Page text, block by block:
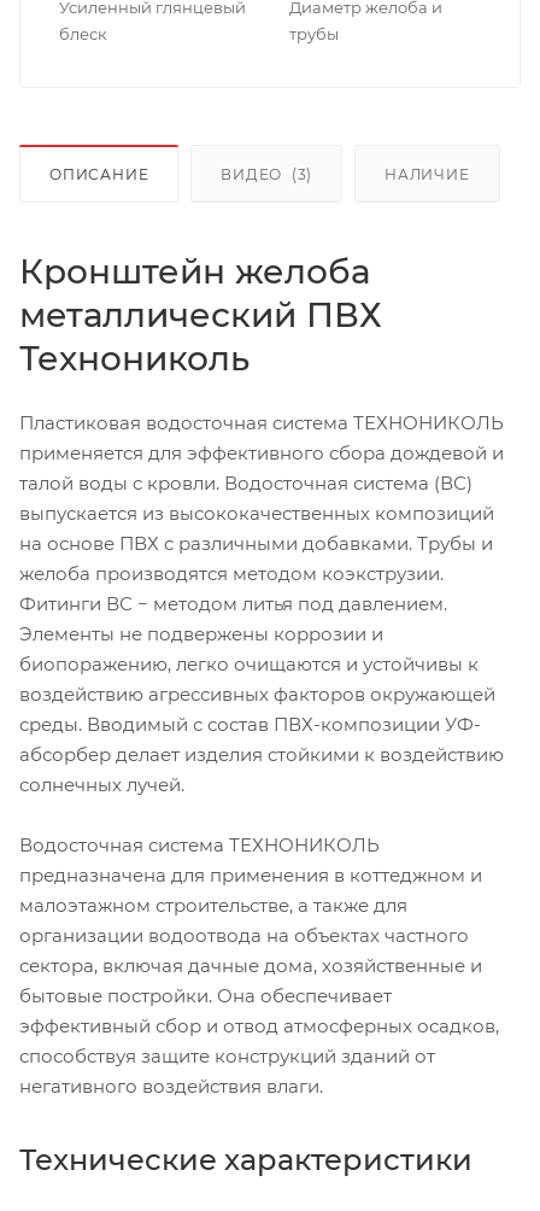
Усиленный глянцевый
блеск
Диаметр желоба и
трубы
ОПИСАНИЕ ВИДЕО (3) НАЛИЧИЕ
Кронштейн желоба
металлический ПВХ
Технониколь
Пластиковая водосточная система ТЕХНОНИКОЛЬ
применяется для эффективного сбора дождевой и
талой воды с кровли. Водосточная система (ВС)
выпускается из высококачественных композиций
на основе ПВХ с различными добавками. Трубы и
желоба производятся методом коэкструзии.
Фитинги ВС − методом литья под давлением.
Элементы не подвержены коррозии и
биопоражению, легко очищаются и устойчивы к
воздействию агрессивных факторов окружающей
среды. Вводимый с состав ПВХ-композиции УФ-
абсорбер делает изделия стойкими к воздействию
солнечных лучей.
Водосточная система ТЕХНОНИКОЛЬ
предназначена для применения в коттеджном и
малоэтажном строительстве, а также для
организации водоотвода на объектах частного
сектора, включая дачные дома, хозяйственные и
бытовые постройки. Она обеспечивает
эффективный сбор и отвод атмосферных осадков,
способствуя защите конструкций зданий от
негативного воздействия влаги.
Технические характеристики